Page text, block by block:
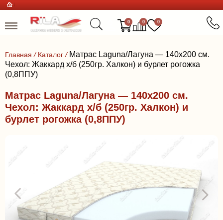
0 0 0
Главная / Каталог / Матрас Laguna/Лагуна — 140x200 см.
Чехол: Жаккард х/б (250гр. Халкон) и бурлет рогожка
(0,8ППУ)
Матрас Laguna/Лагуна — 140x200 см.
Чехол: Жаккард х/б (250гр. Халкон) и
бурлет рогожка (0,8ППУ)